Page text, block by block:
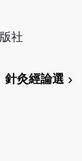
社
針灸經論選chevron_right